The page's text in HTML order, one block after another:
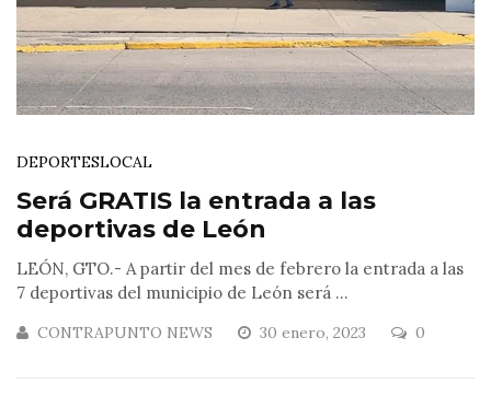
DEPORTESLOCAL
Será GRATIS la entrada a las
deportivas de León
LEÓN, GTO.- A partir del mes de febrero la entrada a las
7 deportivas del municipio de León será ...
CONTRAPUNTO NEWS 30 enero, 2023 0